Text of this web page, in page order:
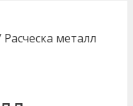
Расческа металл